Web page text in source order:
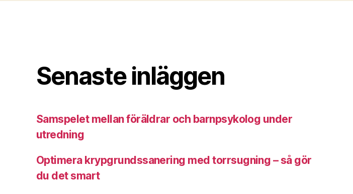
Senaste inläggen
Samspelet mellan föräldrar och barnpsykolog under
utredning
Optimera krypgrundssanering med torrsugning – så gör
du det smart